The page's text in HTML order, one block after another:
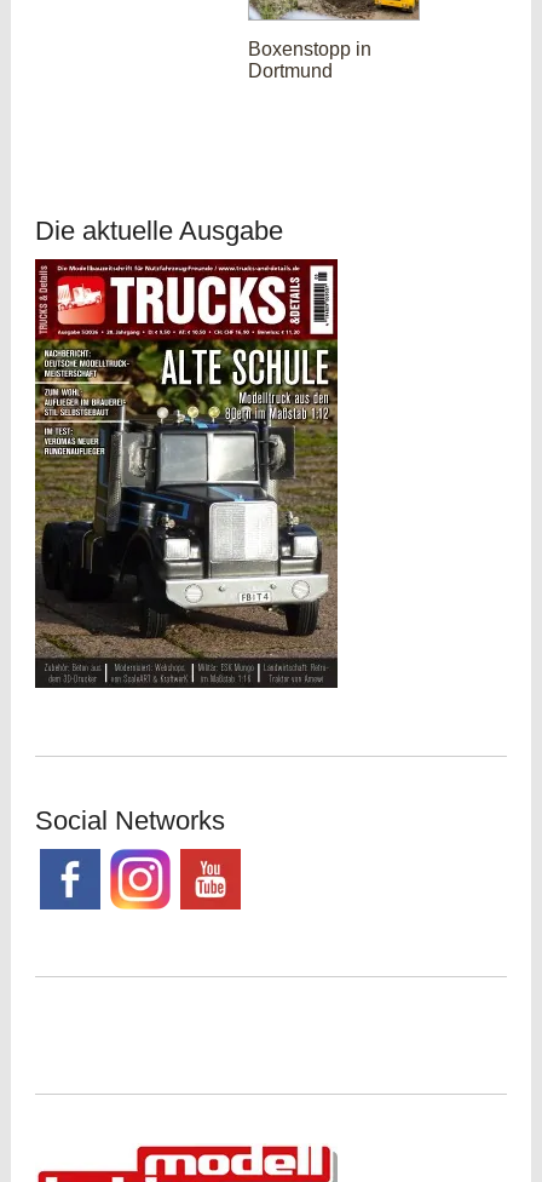
Boxenstopp in
Dortmund
Die aktuelle Ausgabe
Social Networks